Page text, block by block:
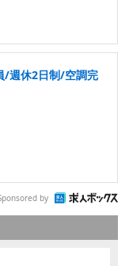
/週休2日制/空調完
by